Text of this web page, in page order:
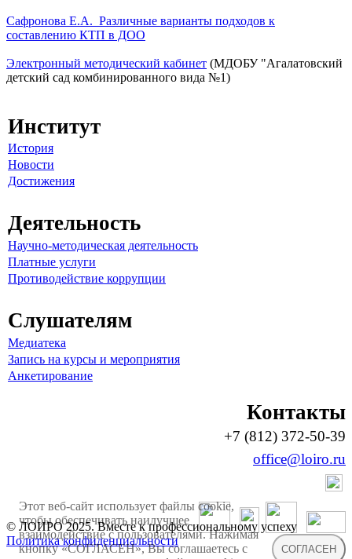
Сафронова Е.А. Различные варианты подходов к
составлению КТП в ДОО
Электронный методический кабинет (МДОБУ "Агалатовский
детский сад комбинированного вида №1)
Институт
История
Новости
Достижения
Деятельность
Научно-методическая деятельность
Платные услуги
Противодействие коррупции
Слушателям
Медиатека
Запись на курсы и мероприятия
Анкетирование
Контакты
+7 (812) 372-50-39
office@loiro.ru
© ЛОИРО 2025. Вместе к профессиональному успеху
Политика конфиденциальности
Этот веб-сайт использует файлы cookie,
чтобы обеспечивать наилучшее
взаимодействие с пользователями. Нажимая
кнопку «СОГЛАСЕН», Вы соглашаетесь с
СОГЛАСЕН